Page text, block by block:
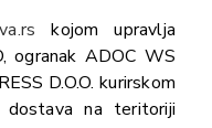
kojom upravlja
ogranak ADOC WS
D.O.O. kurirskom
na teritoriji